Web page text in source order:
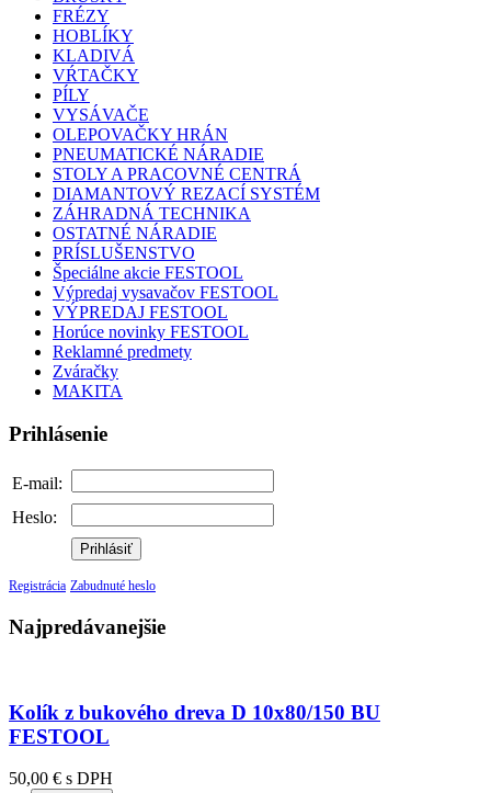
FRÉZY
HOBLÍKY
KLADIVÁ
VŔTAČKY
PÍLY
VYSÁVAČE
OLEPOVAČKY HRÁN
PNEUMATICKÉ NÁRADIE
STOLY A PRACOVNÉ CENTRÁ
DIAMANTOVÝ REZACÍ SYSTÉM
ZÁHRADNÁ TECHNIKA
OSTATNÉ NÁRADIE
PRÍSLUŠENSTVO
Špeciálne akcie FESTOOL
Výpredaj vysavačov FESTOOL
VÝPREDAJ FESTOOL
Horúce novinky FESTOOL
Reklamné predmety
Zváračky
MAKITA
Prihlásenie
E-mail:
Heslo:
Prihlásiť
Registrácia Zabudnuté heslo
Najpredávanejšie
Kolík z bukového dreva D 10x80/150 BU
FESTOOL
50,00 € s DPH